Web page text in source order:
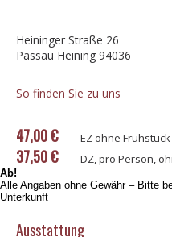
Heininger Straße 26
Passau Heining 94036
So finden Sie zu uns
47,00 € EZ ohne Frühstück
37,50 € DZ, pro Person,
Ab!
Alle Angaben ohne Gewähr – Bitte
Unterkunft
Ausstattung